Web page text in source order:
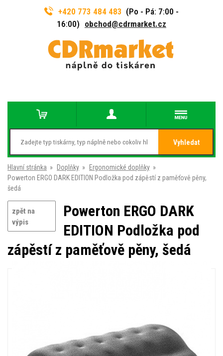
+420 773 484 483 (Po - Pá: 7:00 -
16:00) obchod@cdrmarket.cz
Vyhledat
Hlavní stránka » Doplňky » Ergonomické doplňky »
Powerton ERGO DARK EDITION Podložka pod zápěstí z paměťově pěny,
šedá
zpět na
výpis
Powerton ERGO DARK
EDITION Podložka pod
zápěstí z paměťově pěny, šedá